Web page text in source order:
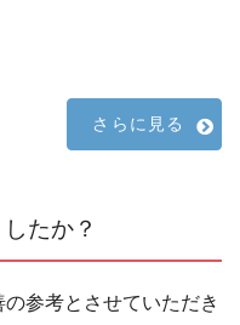
さらに見る
たか？
参考とさせていただき